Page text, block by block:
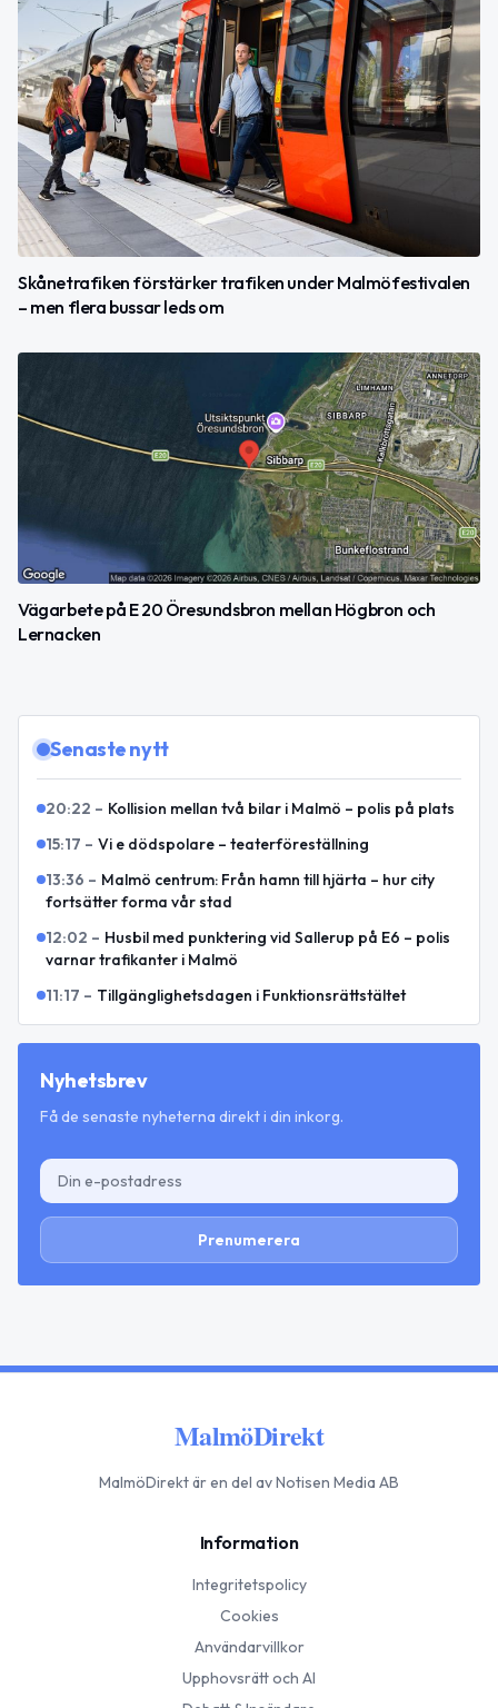
Skånetrafiken förstärker trafiken under Malmöfestivalen
– men flera bussar leds om
Vägarbete på E 20 Öresundsbron mellan Högbron och
Lernacken
Senaste nytt
20:22 – Kollision mellan två bilar i Malmö – polis på plats
15:17 – Vi e dödspolare – teaterföreställning
13:36 – Malmö centrum: Från hamn till hjärta – hur city
fortsätter forma vår stad
12:02 – Husbil med punktering vid Sallerup på E6 – polis
varnar trafikanter i Malmö
11:17 – Tillgänglighetsdagen i Funktionsrättstältet
Nyhetsbrev
Få de senaste nyheterna direkt i din inkorg.
Prenumerera
MalmöDirekt
MalmöDirektär en del av Notisen Media AB
Information
Integritetspolicy
Cookies
Användarvillkor
Upphovsrätt och AI